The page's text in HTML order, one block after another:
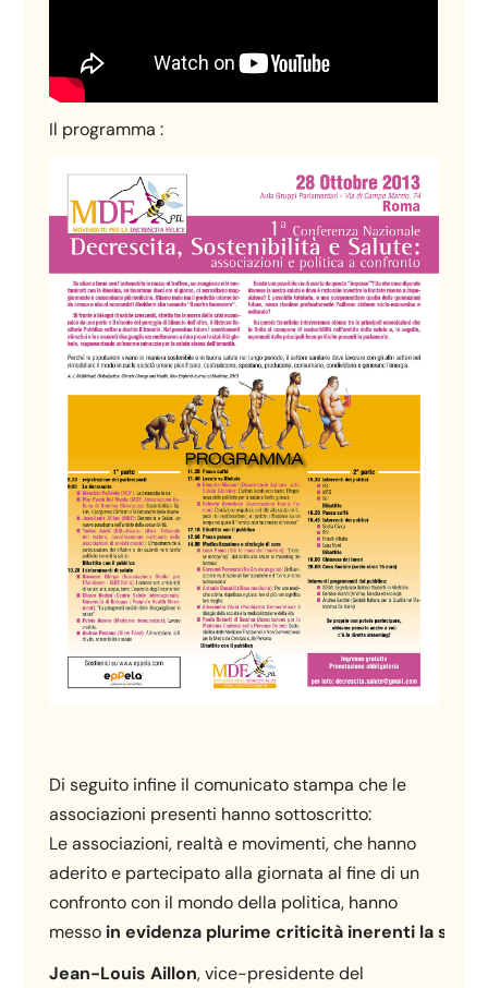
Il programma :
Di seguito infine il comunicato stampa che le
associazioni presenti hanno sottoscritto:
Le associazioni, realtà e movimenti, che hanno
aderito e partecipato alla giornata al fine di un
confronto con il mondo della politica, hanno
messo in evidenza plurime criticità inerenti la
Jean-Louis Aillon, vice-presidente del